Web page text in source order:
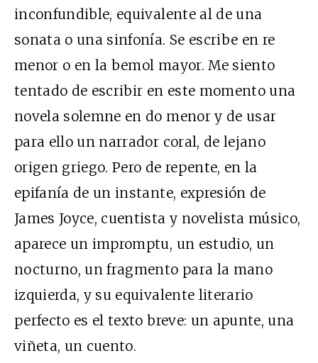
inconfundible, equivalente al de una
sonata o una sinfonía. Se escribe en re
menor o en la bemol mayor. Me siento
tentado de escribir en este momento una
novela solemne en do menor y de usar
para ello un narrador coral, de lejano
origen griego. Pero de repente, en la
epifanía de un instante, expresión de
James Joyce, cuentista y novelista músico,
aparece un impromptu, un estudio, un
nocturno, un fragmento para la mano
izquierda, y su equivalente literario
perfecto es el texto breve: un apunte, una
viñeta, un cuento.